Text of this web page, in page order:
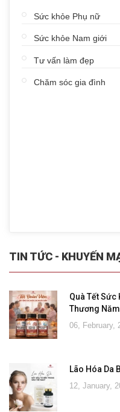
Sức khỏe Phụ nữ
Sức khỏe Nam giới
Tư vấn làm đẹp
Chăm sóc gia đình
TIN TỨC - KHUYẾN
Quà Tết Sức
Thương
06, February,
Lão Hóa Da
12, January,